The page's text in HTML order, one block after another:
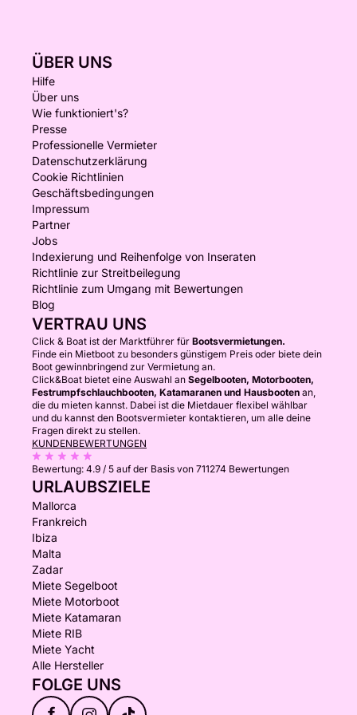
ÜBER UNS
Hilfe
Über uns
Wie funktioniert's?
Presse
Professionelle Vermieter
Datenschutzerklärung
Cookie Richtlinien
Geschäftsbedingungen
Impressum
Partner
Jobs
Indexierung und Reihenfolge von Inseraten
Richtlinie zur Streitbeilegung
Richtlinie zum Umgang mit Bewertungen
Blog
VERTRAU UNS
Click & Boat ist der Marktführer für Bootsvermietungen.
Finde ein Mietboot zu besonders günstigem Preis oder biete dein
Boot gewinnbringend zur Vermietung an.
Click&Boat bietet eine Auswahl an Segelbooten, Motorbooten,
Festrumpfschlauchbooten, Katamaranen und Hausbooten an,
die du mieten kannst. Dabei ist die Mietdauer flexibel wählbar
und du kannst den Bootsvermieter kontaktieren, um alle deine
Fragen direkt zu stellen.
KUNDENBEWERTUNGEN
Bewertung: 4.9 / 5 auf der Basis von 711274 Bewertungen
URLAUBSZIELE
Mallorca
Frankreich
Ibiza
Malta
Zadar
Miete Segelboot
Miete Motorboot
Miete Katamaran
Miete RIB
Miete Yacht
Alle Hersteller
FOLGE UNS